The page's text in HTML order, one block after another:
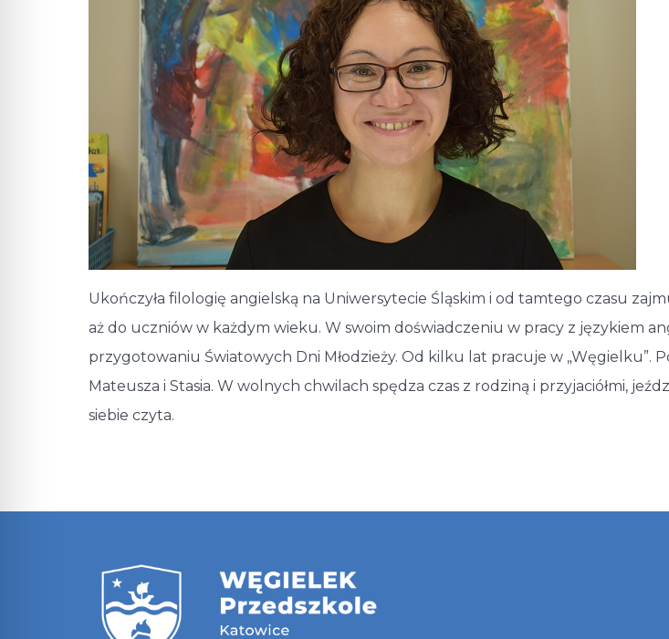
Ukończyła filologię angielską na Uniwersytecie Śląskim i od tamtego czasu
aż do uczniów w każdym wieku. W swoim doświadczeniu w pracy z językiem
przygotowaniu Światowych Dni Młodzieży. Od kilku lat pracuje w „Węgielku”.
Mateusza i Stasia. W wolnych chwilach spędza czas z rodziną i przyjaciółmi,
siebie czyta.